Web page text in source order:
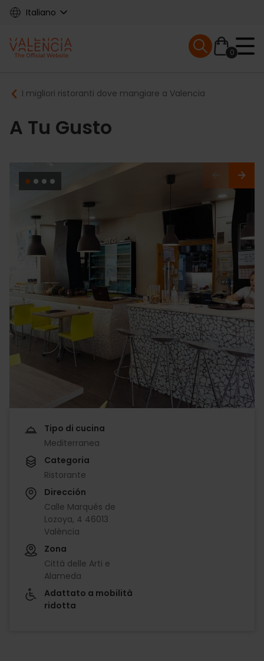
Skip
content
Italiano
Main
navigation
0
Mobile menu
Breadcrumb
I migliori ristoranti dove mangiare a Valencia
A Tu Gusto
Tipo di cucina
Mediterranea
Categoria
Ristorante
Dirección
Calle Marqués de
Lozoya, 4 46013
València
Zona
Città delle Arti e
Alameda
Adattato a mobilità
ridotta